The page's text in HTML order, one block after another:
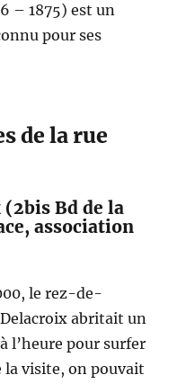
– 1875) est un
pour ses
de la rue
Bd de la
association
le rez-de-
Delacroix abritait un
l’heure pour surfer
visite, on pouvait